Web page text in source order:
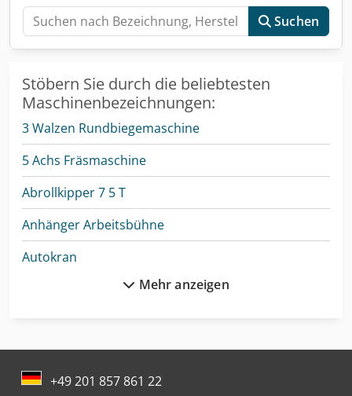
Suchen
Stöbern Sie durch die beliebtesten
Maschinenbezeichnungen:
3 Walzen Rundbiegemaschine
5 Achs Fräsmaschine
Abrollkipper 7 5 T
Anhänger Arbeitsbühne
Autokran
Cnc-Gravier- Und Fräsmaschine
Drahtricht- Und Abschneidemaschine
Mehr anzeigen
+49 201 857 861 22